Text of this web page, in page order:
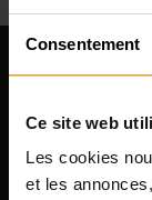
Consentement
Ce site web
Les cookies
et les
Notre
Scalable